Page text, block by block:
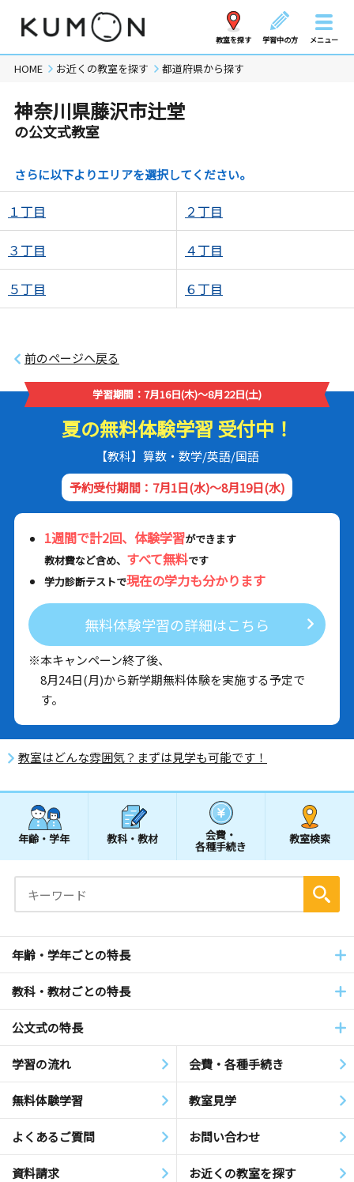
教室を探す 学習中の方 メニュー
HOME お近くの教室を探す 都道府県から探す
神奈川県藤沢市辻堂
の公文式教室
さらに以下よりエリアを選択してください。
１丁目 ２丁目
３丁目 ４丁目
５丁目 ６丁目
前のページへ戻る
学習期間：7月16日(木)～8月22日(土)
夏の無料体験学習 受付中！
【教科】算数・数学/英語/国語
予約受付期間：7月1日(水)～8月19日(水)
1週間で計2回、体験学習ができます
教材費など含め、 すべて無料です
学力診断テストで現在の学力も分かります
無料体験学習の詳細はこちら
※本キャンペーン終了後、
8月24日(月)から新学期無料体験を実施する予定で
す。
教室はどんな雰囲気？まずは見学も可能です！
年齢・学年 教科・教材 会費・
各種手続き
教室検索
年齢・学年ごとの特長
教科・教材ごとの特長
公文式の特長
学習の流れ 会費・各種手続き
無料体験学習 教室見学
よくあるご質問 お問い合わせ
資料請求 お近くの教室を探す